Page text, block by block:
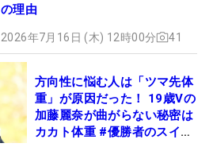
の理由
2026年7月16日 (木) 12時00分 41
方向性に悩む人は「ツマ先体
重」が原因だった！ 19歳Vの
加藤麗奈が曲がらない秘密は
カカト体重 #優勝者のスイン